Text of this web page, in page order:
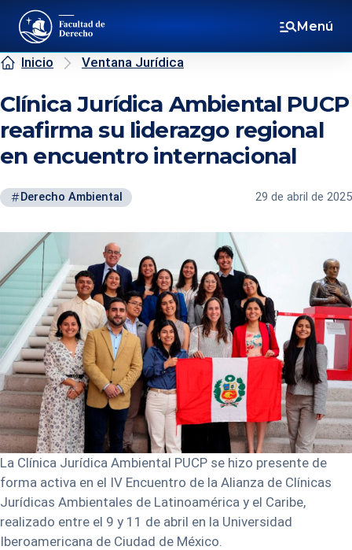
Menú
Inicio Ventana Jurídica
Clínica Jurídica Ambiental PUCP
reafirma su liderazgo regional
en encuentro internacional
Derecho Ambiental 29 de abril de 2025
La Clínica Jurídica Ambiental PUCP se hizo presente de
forma activa en el IV Encuentro de la Alianza de Clínicas
Jurídicas Ambientales de Latinoamérica y el Caribe,
realizado entre el 9 y 11 de abril en la Universidad
Iberoamericana de Ciudad de México.